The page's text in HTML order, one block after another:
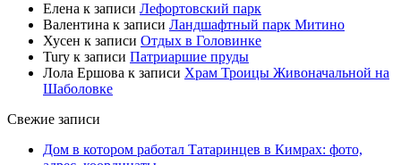
Елена к записи Лефортовский парк
Валентина к записи Ландшафтный парк Митино
Хусен к записи Отдых в Головинке
Tury к записи Патриаршие пруды
Лола Ершова к записи Храм Троицы Живоначальной на
Шаболовке
Свежие записи
Дом в котором работал Татаринцев в Кимрах: фото,